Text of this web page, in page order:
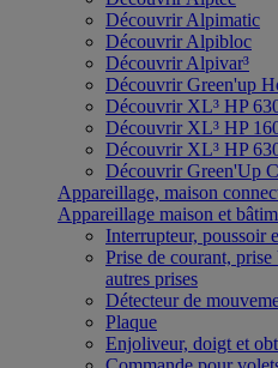
Découvrir Alpimatic
Découvrir Alpibloc
Découvrir Alpivar³
Découvrir Green'up
Découvrir XL³ HP
Découvrir XL³ HP
Découvrir XL³ HP
Découvrir Green'Up
Appareillage, maison
Appareillage maison et
Interrupteur, poussoir
Prise de courant,
autres prises
Détecteur de
Plaque
Enjoliveur, doigt et